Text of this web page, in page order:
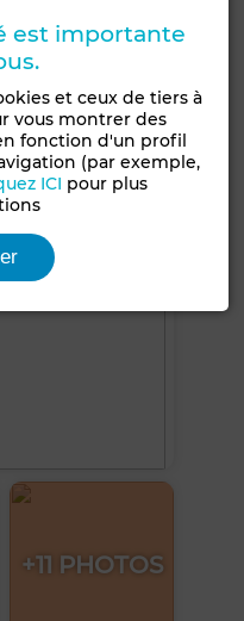
Sécurité
+11 PHOTOS
est importante
et ceux de tiers à
vous montrer des
fonction d'un profil
(par exemple,
ICI pour plus